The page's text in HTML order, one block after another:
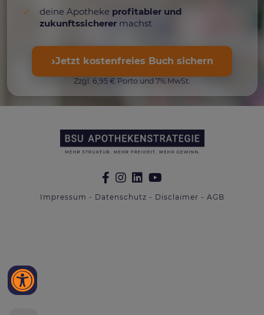
deine Apotheke profitabler und
zukunftssicherermachst
›Jetzt kostenfreies Buch sichern
Zzgl. 6,95 € Porto und 7% MwSt.
Impressum - Datenschutz - Disclaimer - AGB